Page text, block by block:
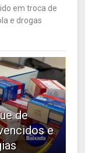
em troca de
e drogas
de
e